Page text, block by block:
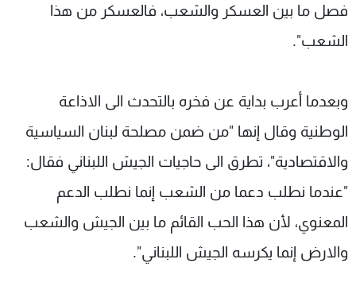
فصل ما بين العسكر والشعب، فالعسكر من هذا
الشعب".
وبعدما أعرب بداية عن فخره بالتحدث الى الاذاعة
الوطنية وقال إنها "من ضمن مصلحة لبنان السياسية
والاقتصادية"، تطرق الى حاجيات الجيش اللبناني فقال:
"عندما نطلب دعما من الشعب إنما نطلب الدعم
المعنوي، لأن هذا الحب القائم ما بين الجيش والشعب
والارض إنما يكرسه الجيش اللبناني".